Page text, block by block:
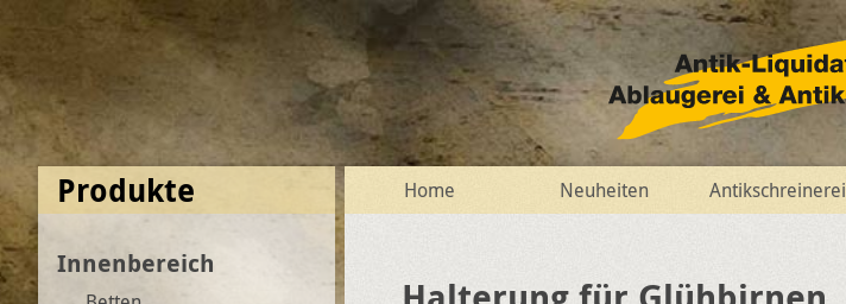
Home Neuheiten Antikschreinerei
Produkte
Innenbereich